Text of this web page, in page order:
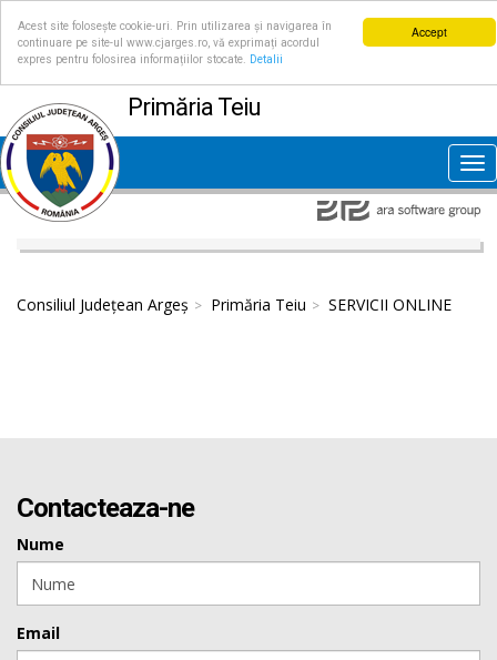
Accept
Acest site folosește cookie-uri. Prin utilizarea și navigarea în
continuare pe site-ul www.cjarges.ro, vă exprimați acordul
expres pentru folosirea informațiilor stocate.
Detalii
Primăria Teiu
Consiliul Județean Argeș Primăria Teiu SERVICII ONLINE
Contacteaza-ne
Nume
Email